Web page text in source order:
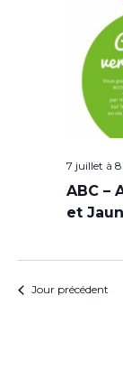
7 juillet à
ABC –
et
Jour précédent